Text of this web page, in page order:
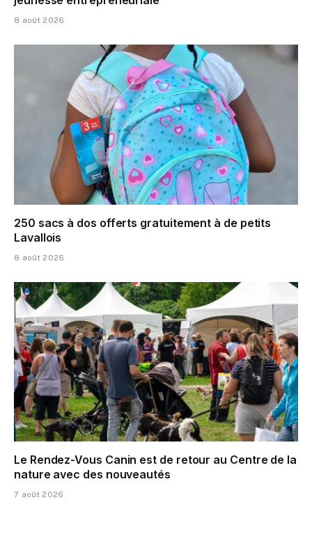
8 août 2026
250 sacs à dos offerts gratuitement à de petits
Lavallois
8 août 2026
Le Rendez-Vous Canin est de retour au Centre de la
nature avec des nouveautés
7 août 2026